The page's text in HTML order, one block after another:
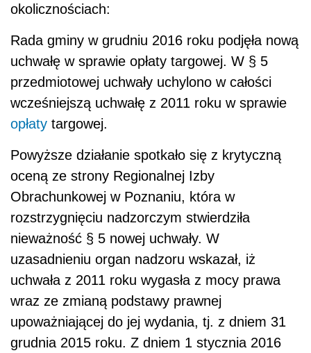
okolicznościach:
Rada gminy w grudniu 2016 roku podjęła nową
uchwałę w sprawie opłaty targowej. W § 5
przedmiotowej uchwały uchylono w całości
wcześniejszą uchwałę z 2011 roku w sprawie
opłaty targowej.
Powyższe działanie spotkało się z krytyczną
oceną ze strony Regionalnej Izby
Obrachunkowej w Poznaniu, która w
rozstrzygnięciu nadzorczym stwierdziła
nieważność § 5 nowej uchwały. W
uzasadnieniu organ nadzoru wskazał, iż
uchwała z 2011 roku wygasła z mocy prawa
wraz ze zmianą podstawy prawnej
upoważniającej do jej wydania, tj. z dniem 31
grudnia 2015 roku. Z dniem 1 stycznia 2016